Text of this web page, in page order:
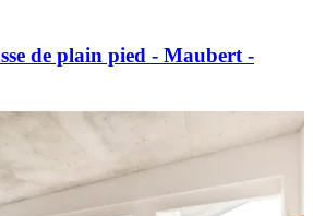
de plain pied - Maubert -